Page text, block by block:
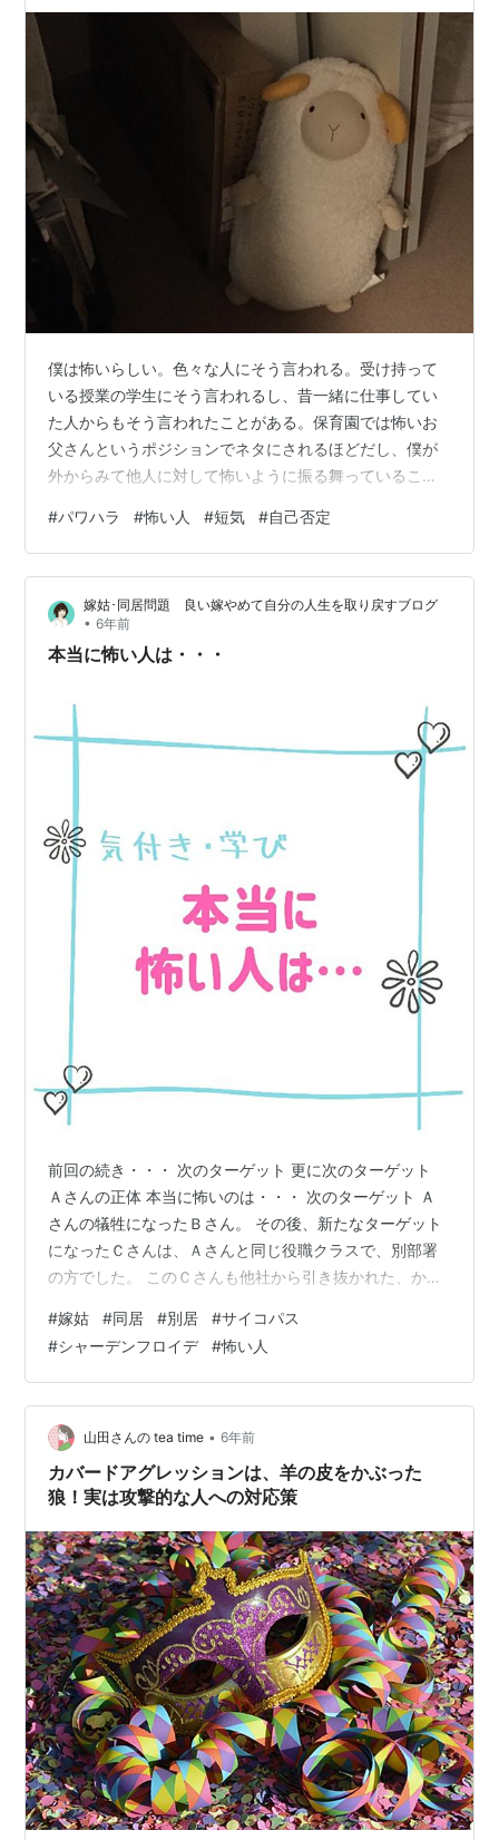
僕は怖いらしい。色々な人にそう言われる。受け持って
いる授業の学生にそう言われるし、昔一緒に仕事してい
た人からもそう言われたことがある。保育園では怖いお
父さんというポジションでネタにされるほどだし、僕が
外からみて他人に対して怖いように振る舞っていること
にはそのような評価を受けたことはないので、僕は弱い
ものイジメをしているのではないか？ という恐ろしい疑
念もある。パワハラ気質なのだろうか。 僕の一体何が怖
いのか。学生や仕事のスタッフは、僕に色々指摘される
のが怖いと言っていた。子供に対しても、僕は他の親に
比べて時間や行動にはっきり指示を出し、それを守…
#パワハラ #怖い人 #短気 #自己否定
嫁姑･同居問題 良い嫁やめて自分の人生を取り戻すブログ
• 6年前
本当に怖い人は・・・
前回の続き・・・ 次のターゲット 更に次のターゲット
Ａさんの正体 本当に怖いのは・・・ 次のターゲット Ａ
さんの犠牲になったＢさん。 その後、新たなターゲット
になったＣさんは、Ａさんと同じ役職クラスで、別部署
の方でした。 このＣさんも他社から引き抜かれた、かな
り年配のＣさんは、バイタリティに溢れ、次世代の教育
という自分に与えられた職務を精力的にこなす方でし
た。 積極的に教育制度を採り入れ、勉強させてもらえる
ことが有難いと思いましたが、 中には面倒だと思う人も
チラホラいました。 Ａさんもその一人です。 Ａさんの知
識の浅さ、未熟さを見抜いたＣさ…
#嫁姑 #同居 #別居 #サイコパス
#シャーデンフロイデ #怖い人
山田さんの tea time • 6年前
カバードアグレッションは、羊の皮をかぶった
狼！実は攻撃的な人への対応策